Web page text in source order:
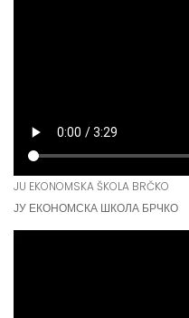
JU EKONOMSKA ŠKOLA BRČKO
ЈУ ЕКОНОМСКА ШКОЛА БРЧКО